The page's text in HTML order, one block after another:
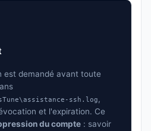
est demandé avant toute
ssh.log,
et l'expiration. Ce
du compte : savoir